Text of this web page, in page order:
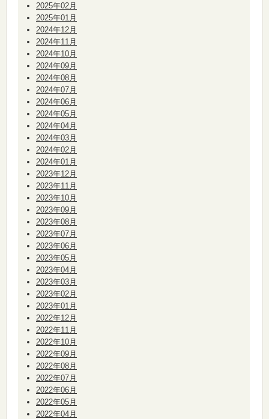
2025年02月
2025年01月
2024年12月
2024年11月
2024年10月
2024年09月
2024年08月
2024年07月
2024年06月
2024年05月
2024年04月
2024年03月
2024年02月
2024年01月
2023年12月
2023年11月
2023年10月
2023年09月
2023年08月
2023年07月
2023年06月
2023年05月
2023年04月
2023年03月
2023年02月
2023年01月
2022年12月
2022年11月
2022年10月
2022年09月
2022年08月
2022年07月
2022年06月
2022年05月
2022年04月